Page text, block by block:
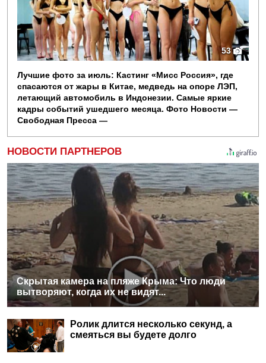
53
Лучшие фото за июль: Кастинг «Мисс Россия», где
спасаются от жары в Китае, медведь на опоре ЛЭП,
летающий автомобиль в Индонезии. Самые яркие
кадры событий ушедшего месяца. Фото Новости —
Свободная Пресса —
НОВОСТИ ПАРТНЕРОВ
Скрытая камера на пляже Крыма: Что люди
вытворяют, когда их не видят...
Ролик длится несколько секунд, а
смеяться вы будете долго